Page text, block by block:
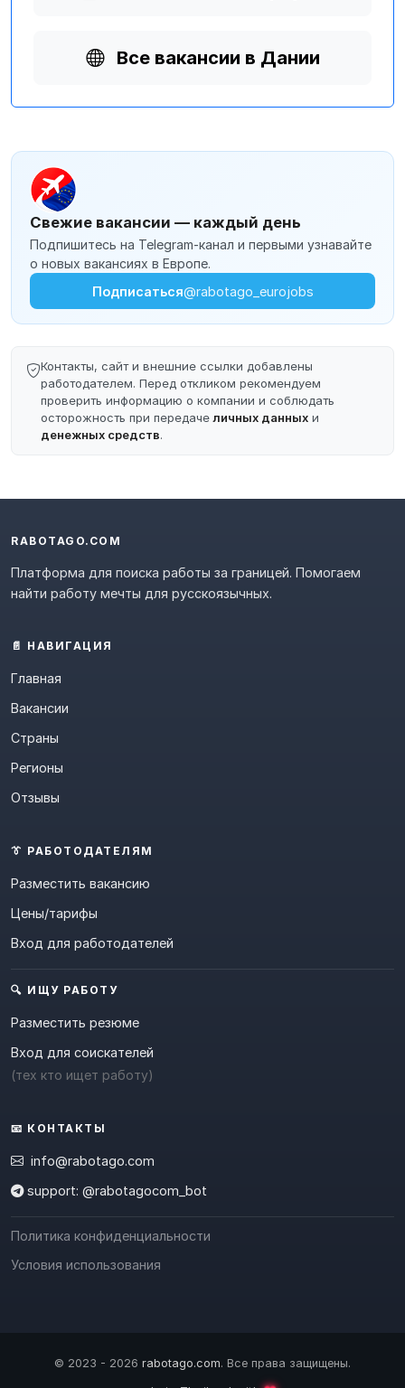
Все вакансии в Дании
Свежие вакансии — каждый день
Подпишитесь на Telegram-канал и первыми узнавайте
о новых вакансиях в Европе.
Подписаться@rabotago_eurojobs
Контакты, сайт и внешние ссылки добавлены
работодателем. Перед откликом рекомендуем
проверить информацию о компании и соблюдать
осторожность при передачеличных данных и
денежных средств.
RABOTAGO.COM
Платформа для поиска работы за границей. Помогаем
найти работу мечты для русскоязычных.
📄 НАВИГАЦИЯ
Главная
Вакансии
Страны
Регионы
Отзывы
👔 РАБОТОДАТЕЛЯМ
Разместить вакансию
Цены/тарифы
Вход для работодателей
🔍 ИЩУ РАБОТУ
Разместить резюме
Вход для соискателей
(тех кто ищет работу)
📧 КОНТАКТЫ
info@rabotago.com
support: @rabotagocom_bot
Политика конфиденциальности
Условия использования
© 2023 - 2026 rabotago.com. Все права защищены.